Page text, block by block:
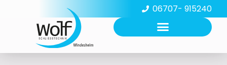
06707- 915240